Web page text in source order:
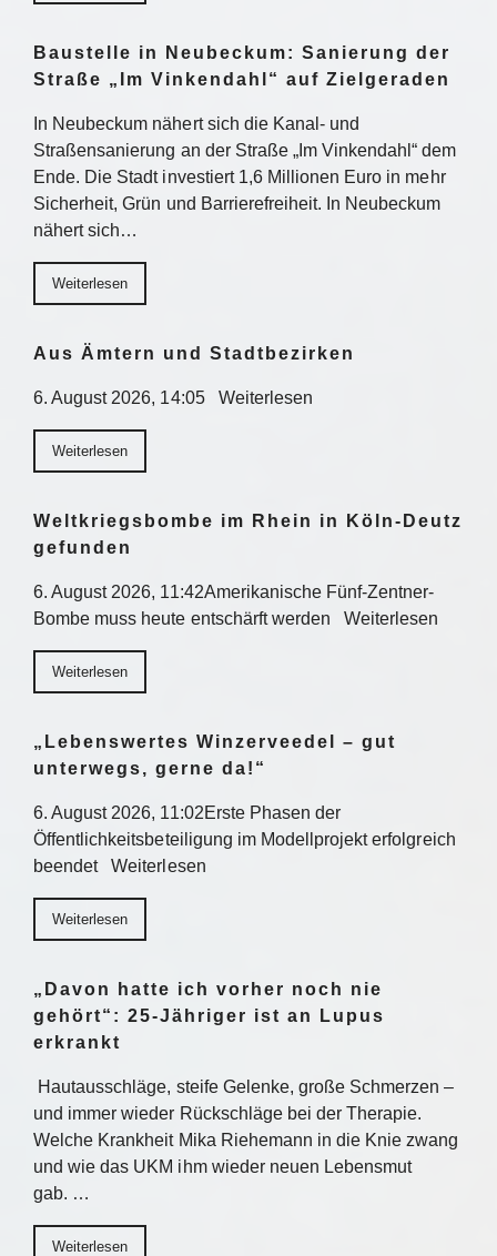
Baustelle in Neubeckum: Sanierung der
Straße „Im Vinkendahl“ auf Zielgeraden
In Neubeckum nähert sich die Kanal- und
Straßensanierung an der Straße „Im Vinkendahl“ dem
Ende. Die Stadt investiert 1,6 Millionen Euro in mehr
Sicherheit, Grün und Barrierefreiheit. In Neubeckum
nähert sich…
Weiterlesen
Aus Ämtern und Stadtbezirken
6. August 2026, 14:05 Weiterlesen
Weiterlesen
Weltkriegsbombe im Rhein in Köln-Deutz
gefunden
6. August 2026, 11:42Amerikanische Fünf-Zentner-
Bombe muss heute entschärft werden Weiterlesen
Weiterlesen
„Lebenswertes Winzerveedel – gut
unterwegs, gerne da!“
6. August 2026, 11:02Erste Phasen der
Öffentlichkeitsbeteiligung im Modellprojekt erfolgreich
beendet Weiterlesen
Weiterlesen
„Davon hatte ich vorher noch nie
gehört“: 25-Jähriger ist an Lupus
erkrankt
Hautausschläge, steife Gelenke, große Schmerzen –
und immer wieder Rückschläge bei der Therapie.
Welche Krankheit Mika Riehemann in die Knie zwang
und wie das UKM ihm wieder neuen Lebensmut
gab. …
Weiterlesen